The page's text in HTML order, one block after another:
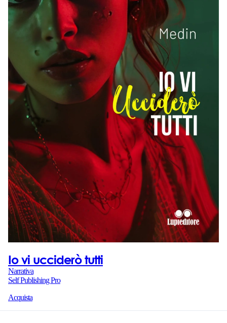
Io vi ucciderò tutti
Narrativa
Self Publishing Pro
Acquista